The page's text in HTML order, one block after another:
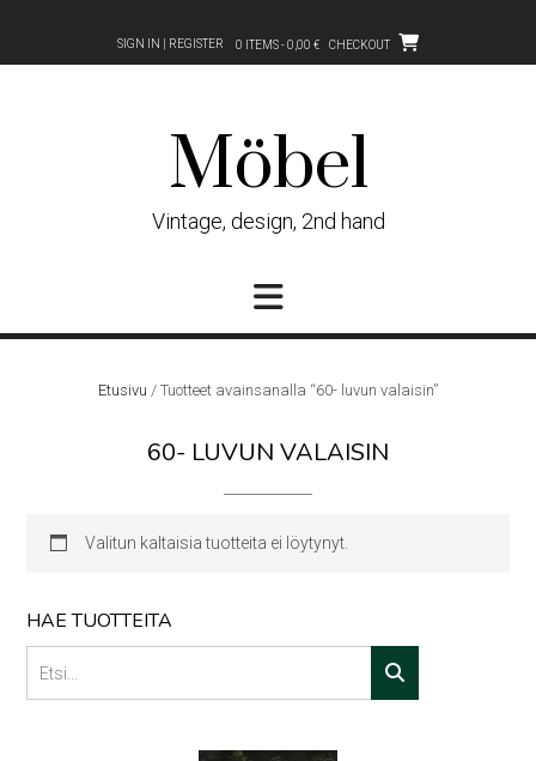
content
SIGN IN | REGISTER 0 ITEMS - 0,00 € CHECKOUT
Möbel
Vintage, design, 2nd hand
Etusivu / Tuotteet avainsanalla “60- luvun valaisin”
60- LUVUN VALAISIN
Valitun kaltaisia tuotteita ei löytynyt.
HAE TUOTTEITA